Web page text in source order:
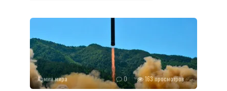
Армии мира 0 163 просмотров